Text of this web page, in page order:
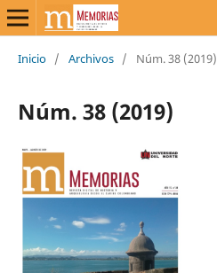
Inicio / Archivos / Núm. 38 (2019)
Núm. 38 (2019)